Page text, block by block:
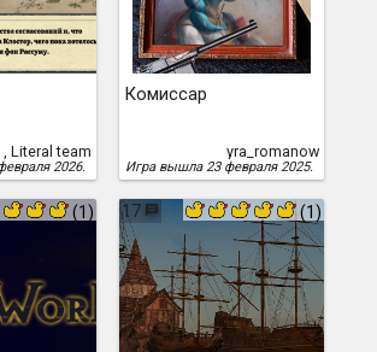
Literal team
2026.
Комиссар
yra_romanow
Игра вышла 23 февраля 2025.
(1) 17 (1)